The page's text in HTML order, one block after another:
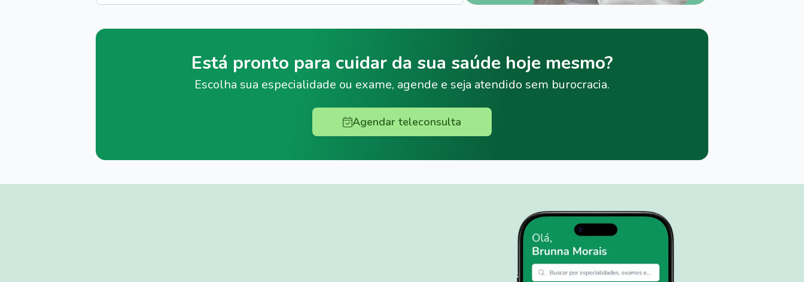
Está pronto para cuidar da sua saúde hoje mesmo?
Escolha sua especialidade ou exame, agende e seja atendido sem burocracia.
Agendar teleconsulta